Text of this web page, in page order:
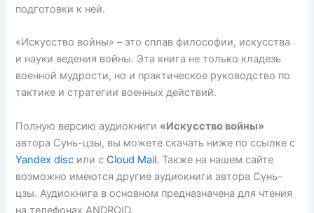
подготовки к ней.
«Искусство войны» – это сплав философии, искусства
и науки ведения войны. Эта книга не только кладезь
военной мудрости, но и практическое руководство по
тактике и стратегии военных действий.
Полную версию аудиокниги «Искусство войны»
автора Сунь-цзы, вы можете скачать ниже по ссылке с
Yandex disc или сCloud Mail. Также на нашем сайте
возможно имеются другие аудиокниги автора Сунь-
цзы. Аудиокнига в основном предназначена для чтения
на телефонах ANDROID.